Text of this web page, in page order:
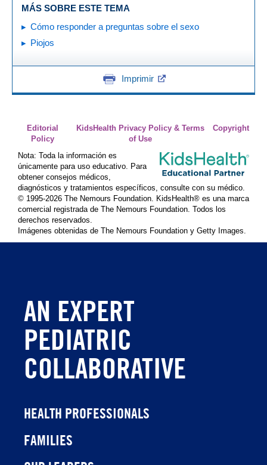
MÁS SOBRE ESTE TEMA
Cómo responder a preguntas sobre el sexo
Piojos
Imprimir
Editorial
Policy
KidsHealth Privacy Policy & Terms
of Use
Copyright
Nota: Toda la información es
únicamente para uso educativo. Para
obtener consejos médicos,
diagnósticos y tratamientos específicos, consulte con su médico.
© 1995-2026 The Nemours Foundation. KidsHealth® es una marca
comercial registrada de The Nemours Foundation. Todos los
derechos reservados.
Imágenes obtenidas de The Nemours Foundation y Getty Images.
AN EXPERT
PEDIATRIC
COLLABORATIVE
HEALTH PROFESSIONALS
FAMILIES